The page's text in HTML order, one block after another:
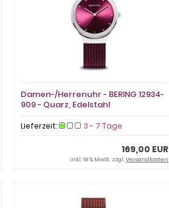
Damen-/Herrenuhr - BERING 12934-
909 - Quarz, Edelstahl
Lieferzeit: 3 - 7 Tage
169,00 EUR
inkl. 19 % MwSt. zzgl.Versandkosten